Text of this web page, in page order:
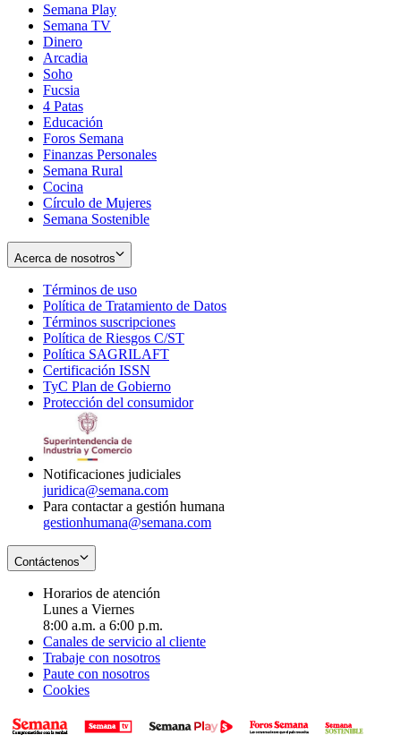
Semana Play
Semana TV
Dinero
Arcadia
Soho
in
new
window
Fucsia
in
new
window
4 Patas
Educación
Foros Semana
Finanzas Personales
Semana Rural
Cocina
Círculo de Mujeres
Semana Sostenible
Acerca de nosotros
Términos de uso
in
new
window
Política de Tratamiento de Datos
Términos suscripciones
in
Política de Riesgos C/ST
Política SAGRILAFT
new
window
Certificación ISSN
in
new
TyC Plan de Gobierno
in
Protección del consumidorOpens
Notificaciones judiciales
juridica@semana.com
Para contactar a gestión humana
gestionhumana@semana.com
Contáctenos
Horarios de atención
Lunes a Viernes
8:00 a.m. a 6:00 p.m.
Canales de servicio al cliente
Trabaje con nosotros
Paute con nosotros
Cookies